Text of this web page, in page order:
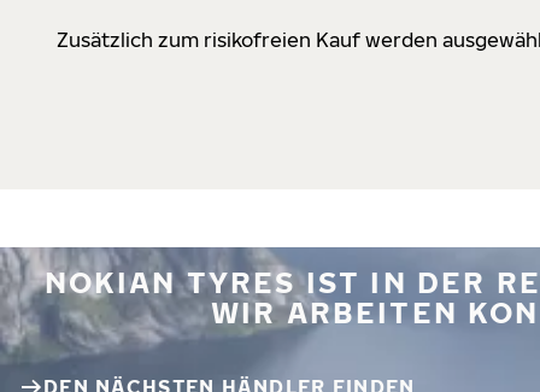
Zusätzlich zum risikofreien Kauf werden
NOKIAN TYRES IST IN DER
WIR ARBEITEN
DEN NÄCHSTEN HÄNDLER FINDEN